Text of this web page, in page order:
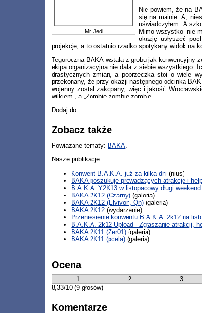
Mr. Jedi
Nie powiem, że na
się na mainie. A,
uświadczyłem. A
Mimo wszystko, nie
okazję usłyszeć
projekcje, a to ostatnio rzadko spotykany widok na
Tegoroczna BAKA wstała z grobu jak konwencyjny
ekipa organizacyjna nie dała z siebie wszystkiego.
drastycznych zmian, a poprzeczka stoi o wiele
przekonany, że przy okazji następnego odcinka
wojenny został zakopany, więc i jakość
wilkiem”, a „Zombie zombie zombie”.
Dodaj do:
Zobacz także
Powiązane tematy: BAKA.
Nasze publikacje:
Konwent B.A.K.A. już za kilka dni (nius)
BAKA poszukuje prowadzących atrakcje i
B.A.K.A. Y2K13 w listopadowy długi weekend
BAKA 2K12 (Czarny) (galeria)
BAKA 2K12 (Elvivon, Qn) (galeria)
BAKA 2K12 (wydarzenie)
Przeniesienie konwentu B.A.K.A. 2k12 na
B.A.K.A. 2k12 Upload - Zgłaszanie atrakcji,
BAKA 2K11 (Zer01) (galeria)
BAKA 2K11 (pcela) (galeria)
Ocena
1 2 3
8,33/10 (9 głosów)
Komentarze